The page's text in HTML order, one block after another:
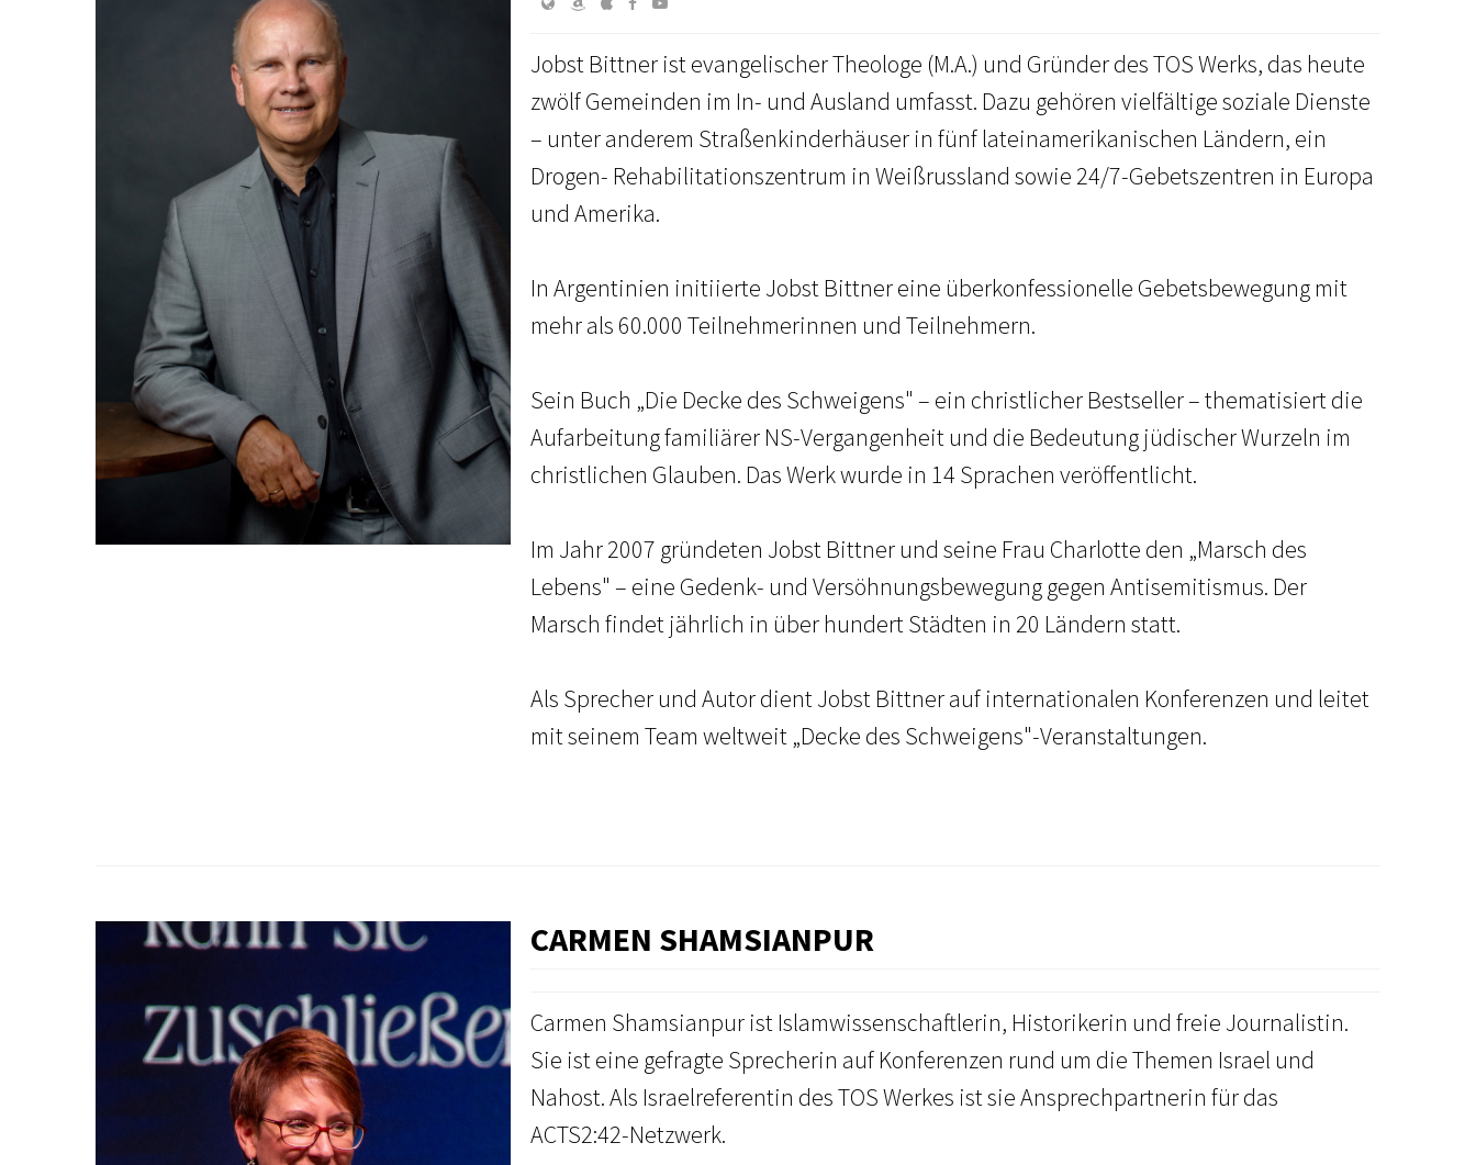
Jobst Bittner ist evangelischer Theologe (M.A.) und Gründer des TOS Werks, das heute
zwölf Gemeinden im In- und Ausland umfasst. Dazu gehören vielfältige soziale Dienste
– unter anderem Straßenkinderhäuser in fünf lateinamerikanischen Ländern, ein
Drogen- Rehabilitationszentrum in Weißrussland sowie 24/7-Gebetszentren in Europa
und Amerika.
In Argentinien initiierte Jobst Bittner eine überkonfessionelle Gebetsbewegung mit
mehr als 60.000 Teilnehmerinnen und Teilnehmern.
Sein Buch „Die Decke des Schweigens" – ein christlicher Bestseller – thematisiert die
Aufarbeitung familiärer NS-Vergangenheit und die Bedeutung jüdischer Wurzeln im
christlichen Glauben. Das Werk wurde in 14 Sprachen veröffentlicht.
Im Jahr 2007 gründeten Jobst Bittner und seine Frau Charlotte den „Marsch des
Lebens" – eine Gedenk- und Versöhnungsbewegung gegen Antisemitismus. Der
Marsch findet jährlich in über hundert Städten in 20 Ländern statt.
Als Sprecher und Autor dient Jobst Bittner auf internationalen Konferenzen und leitet
mit seinem Team weltweit „Decke des Schweigens"-Veranstaltungen.
CARMEN SHAMSIANPUR
Carmen Shamsianpur ist Islamwissenschaftlerin, Historikerin und freie Journalistin.
Sie ist eine gefragte Sprecherin auf Konferenzen rund um die Themen Israel und
Nahost. Als Israelreferentin des TOS Werkes ist sie Ansprechpartnerin für das
ACTS2:42-Netzwerk.